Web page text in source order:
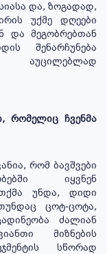
და, ზოგადად,
უქმე დღეები
და მეგობრებთან
შენარჩუნება
აუცილებლად
რომელიც ჩვენმა
რომ ბავშვები
იყვნენ
უნდა, დიდი
ცოტ-ცოტა,
ძალიან
მიზნების
სწორად